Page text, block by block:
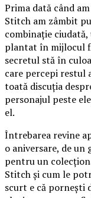
Prima dată când
Stitch am zâmbit
combinație
plantat în mijlocul
secretul stă în
care percepi restul
toată discuția
personajul peste
el.
Întrebarea revine
o aniversare, de un
pentru un
Stitch și cum le
scurt e că pornești